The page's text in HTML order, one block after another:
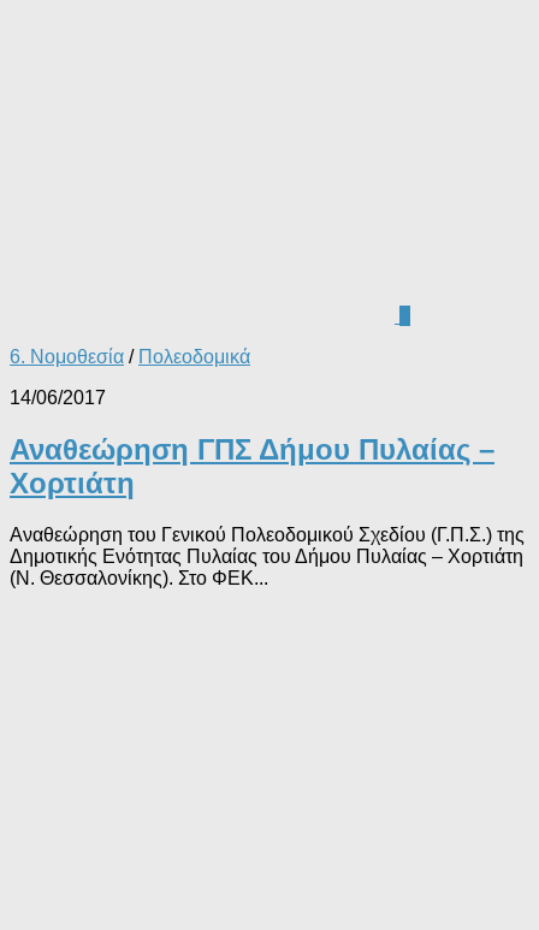
6. Νομοθεσία / Πολεοδομικά
14/06/2017
Αναθεώρηση ΓΠΣ Δήμου Πυλαίας –
Χορτιάτη
Αναθεώρηση του Γενικού Πολεοδομικού Σχεδίου (Γ.Π.Σ.) της
Δημοτικής Ενότητας Πυλαίας του Δήμου Πυλαίας – Χορτιάτη
(Ν. Θεσσαλονίκης). Στο ΦΕΚ...